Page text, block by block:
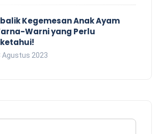
Kegemesan Anak Ayam
Warni yang Perlu
Agustus 2023